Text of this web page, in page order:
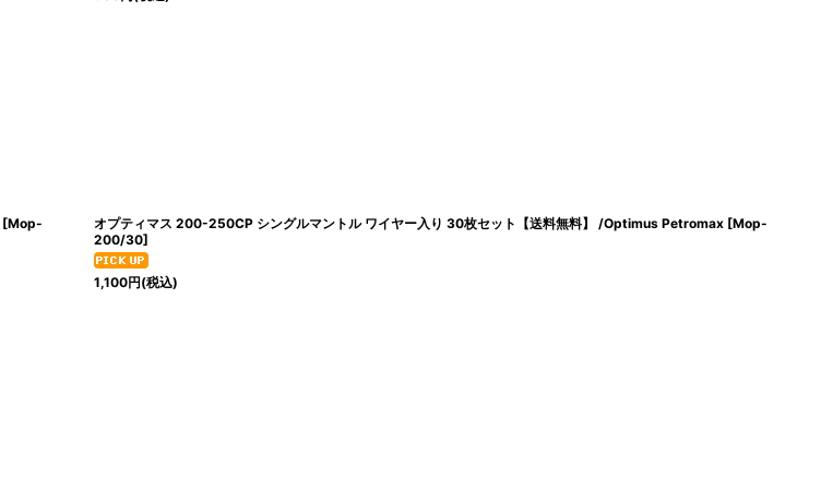
[Mop-
オプティマス 200-250CP シングルマントル ワイヤー入り 30枚セット【送料無料】 /Optimus Petromax [Mop-
200/30]
1,100円(税込)